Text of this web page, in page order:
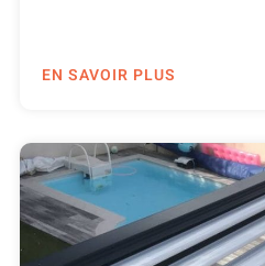
EN SAVOIR PLUS